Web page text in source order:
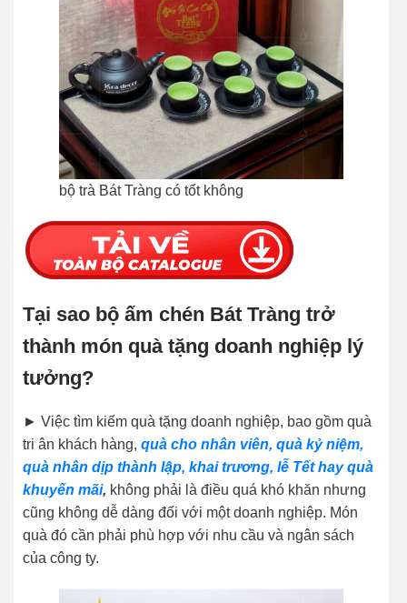
bộ trà Bát Tràng có tốt không
Tại sao bộ ấm chén Bát Tràng trở
thành món quà tặng doanh nghiệp lý
tưởng?
► Việc tìm kiếm quà tặng doanh nghiệp, bao gồm quà
tri ân khách hàng, quà cho nhân viên, quà kỷ niệm,
quà nhân dịp thành lập, khai trương, lễ Tết hay quà
khuyến mãi, không phải là điều quá khó khăn nhưng
cũng không dễ dàng đối với một doanh nghiệp. Món
quà đó cần phải phù hợp với nhu cầu và ngân sách
của công ty.